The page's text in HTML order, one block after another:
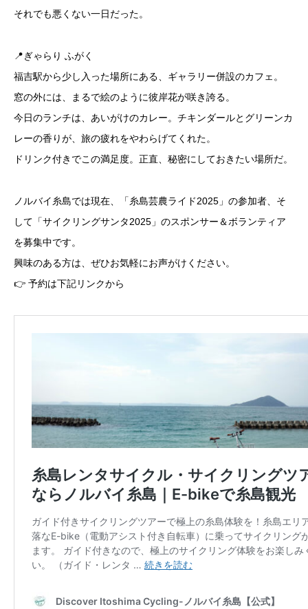
それでも悪くない一日だった。
📍ぎゃらり ふがく
福吉駅から少し入った場所にある、ギャラリー併設のカフェ。
窓の外には、まるで絵のように彼岸花が咲き誇る。
今日のランチは、あいがけのカレー。チキンダールとグリーンカ
レーの香りが、旅の疲れをやわらげてくれた。
ドリンク付きでこの満足度。正直、秘密にしておきたい場所だ。
ノルバイ糸島では現在、「糸島芸農ライド2025」の参加者、そ
して「サイクリングサンタ2025」のスポンサー＆ボランティア
を募集中です。
興味のある方は、ぜひお気軽にお声がけください。
👉 予約は下記リンクから